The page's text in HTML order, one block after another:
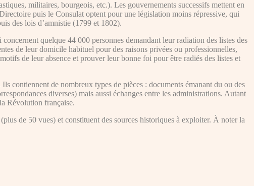
militaires, bourgeois, etc.). Les gouvernements successifs mettent en
puis le Consulat optent pour une législation moins répressive, qui
des lois d’amnistie (1799 et 1802).
quelque 44 000 personnes demandant leur radiation des listes des
de leur domicile habituel pour des raisons privées ou professionnelles,
de leur absence et prouver leur bonne foi pour être radiés des listes et
contiennent de nombreux types de pièces : documents émanant du ou des
diverses) mais aussi échanges entre les administrations. Autant
Révolution française.
de 50 vues) et constituent des sources historiques à exploiter. À noter la